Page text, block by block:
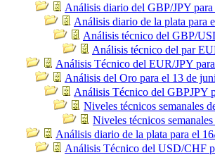
Análisis diario del GBP/JPY
Análisis diario de la plata para
Análisis técnico del GBP/
Análisis técnico del par
Análisis Técnico del EUR/JPY
Análisis del Oro para el 13 de
Análisis Técnico del GBPJPY
Niveles técnicos semanales
Niveles técnicos
Análisis diario de la plata para el
Análisis Técnico del USD/CHF